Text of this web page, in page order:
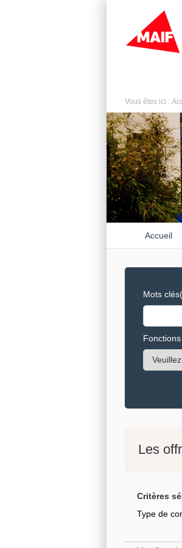
Vous êtes ici :
Accueil
Mots clés
Fonctions
Les
Critères
Type de